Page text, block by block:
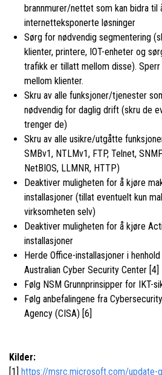
brannmurer/nettet som kan bidra til
internetteksponerte løsninger
Sørg for nødvendig segmentering
klienter, printere, IOT-enheter og
trafikk er tillatt mellom disse).
mellom klienter.
Skru av alle funksjoner/tjenester
nødvendig for daglig drift (skru de
trenger de)
Skru av alle usikre/utgåtte
SMBv1, NTLMv1, FTP, Telnet,
NetBIOS, LLMNR, HTTP)
Deaktiver muligheten for å kjøre
installasjoner (tillat eventuelt kun
virksomheten selv)
Deaktiver muligheten for å kjøre
installasjoner
Herde Office-installasjoner i
Australian Cyber Security Center [4]
Følg NSM Grunnprinsipper for IKT-
Følg anbefalingene fra
Agency (CISA) [6]
Kilder:
[1] https://msrc.microsoft.com/update-